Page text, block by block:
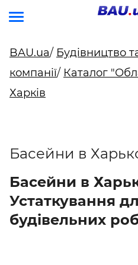
BAU.ua/ Будівництво
компанії/ Каталог
Харків
Басейни в
Басейни в
Устаткування
будівельних